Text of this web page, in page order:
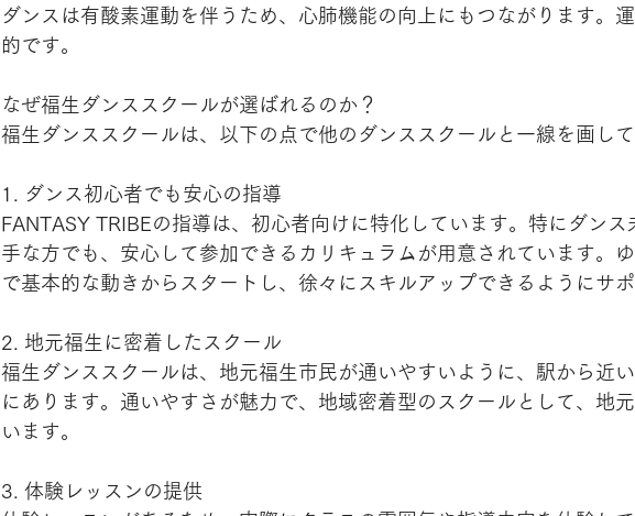
ダンスは有酸素運動を伴うため、心肺機能の向上にもつながります。
的です。
なぜ福生ダンススクールが選ばれるのか？
福生ダンススクールは、以下の点で他のダンススクールと一線を画して
1. ダンス初心者でも安心の指導
FANTASY TRIBEの指導は、初心者向けに特化しています。特にダンス
手な方でも、安心して参加できるカリキュラムが用意されています。
で基本的な動きからスタートし、徐々にスキルアップできるようにサポ
2. 地元福生に密着したスクール
福生ダンススクールは、地元福生市民が通いやすいように、駅から近
にあります。通いやすさが魅力で、地域密着型のスクールとして、地
います。
3. 体験レッスンの提供